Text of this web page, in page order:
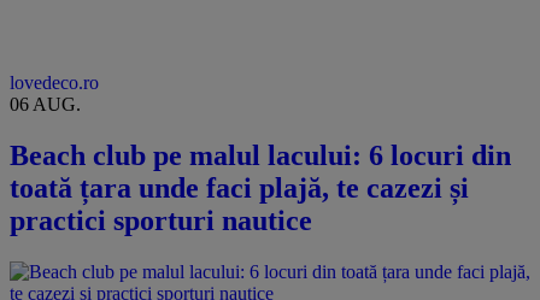
lovedeco.ro
06 AUG.
Beach club pe malul lacului: 6 locuri din
toată țara unde faci plajă, te cazezi și
practici sporturi nautice